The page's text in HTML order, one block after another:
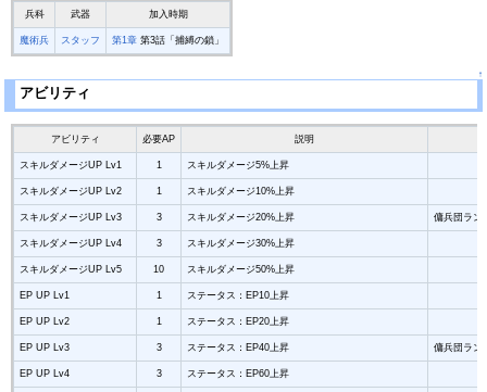
兵科 武器 加入時期
魔術兵 スタッフ 第1章 第3話「捕縛の鎖」
↑
アビリティ
アビリティ 必要AP 説明
スキルダメージUP Lv1 1 スキルダメージ5%上昇
スキルダメージUP Lv2 1 スキルダメージ10%上昇
スキルダメージUP Lv3 3 スキルダメージ20%上昇 傭兵団ラン
スキルダメージUP Lv4 3 スキルダメージ30%上昇
スキルダメージUP Lv5 10 スキルダメージ50%上昇
EP UP Lv1 1 ステータス：EP10上昇
EP UP Lv2 1 ステータス：EP20上昇
EP UP Lv3 3 ステータス：EP40上昇 傭兵団ラン
EP UP Lv4 3 ステータス：EP60上昇